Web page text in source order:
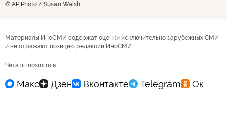
© AP Photo / Susan Walsh
Материалы ИноСМИ содержат оценки исключительно зарубежных СМИ
и не отражают позицию редакции ИноСМИ
Читать inosmi.ru в